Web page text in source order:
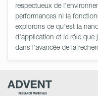
respectueux de
performances ni la
explorons ce qu’est la
d’application et le rôle
dans l’avancée de la
Advent